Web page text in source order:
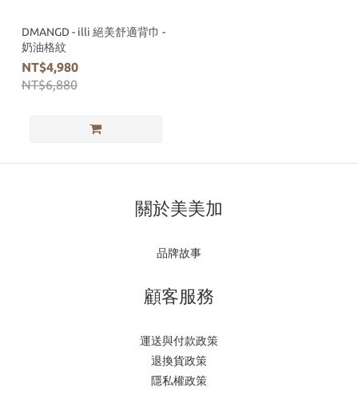
DMANGD - illi 絕美舒適背巾 -
奶油格紋
NT$4,980
NT$6,880
關於美美加
品牌故事
顧客服務
運送與付款政策
退換貨政策
隱私權政策